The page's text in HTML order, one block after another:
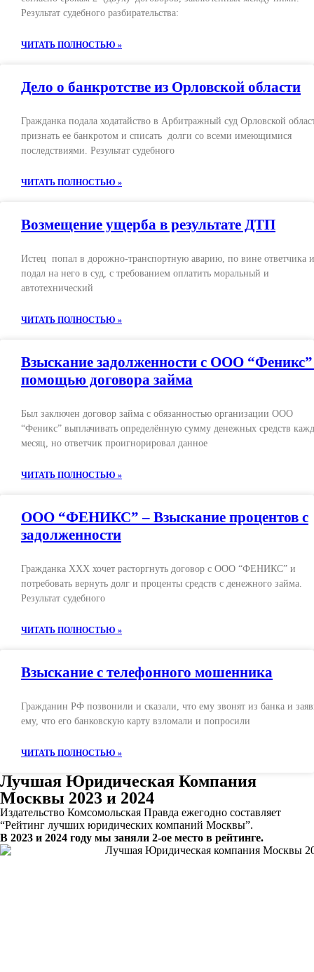
Результат судебного разбирательства:
ЧИТАТЬ ПОЛНОСТЬЮ »
Дело о банкротстве из Орловской области
Гражданка подала ходатайство в Арбитражный суд Орловской
признать ее банкротом и списать долги со всеми имеющимися
последствиями. Результат судебного
ЧИТАТЬ ПОЛНОСТЬЮ »
Возмещение ущерба в результате ДТП
Истец попал в дорожно-транспортную аварию, по вине ответчика и
подал на него в суд, с требованием оплатить моральный и
автотехнический
ЧИТАТЬ ПОЛНОСТЬЮ »
Взыскание задолженности с ООО “Феникс”
помощью договора займа
Был заключен договор займа с обязанностью организации ООО
“Феникс” выплачивать определённую сумму денежных средств
месяц, но ответчик проигнорировал данное
ЧИТАТЬ ПОЛНОСТЬЮ »
ООО “ФЕНИКС” – Взыскание процентов с
задолженности
Гражданка ХХХ хочет расторгнуть договор с ООО “ФЕНИКС” и
потребовать вернуть долг и проценты средств с денежного займа.
Результат судебного
ЧИТАТЬ ПОЛНОСТЬЮ »
Взыскание с телефонного мошенника
Гражданин РФ позвонили и сказали, что ему звонят из банка и
ему, что его банковскую карту взломали и попросили
ЧИТАТЬ ПОЛНОСТЬЮ »
Лучшая Юридическая Компания
Москвы 2023 и 2024
Издательство Комсомольская Правда ежегодно составляет
“Рейтинг лучших юридических компаний Москвы”.
В 2023 и 2024 году мы заняли 2-ое место в рейтинге.